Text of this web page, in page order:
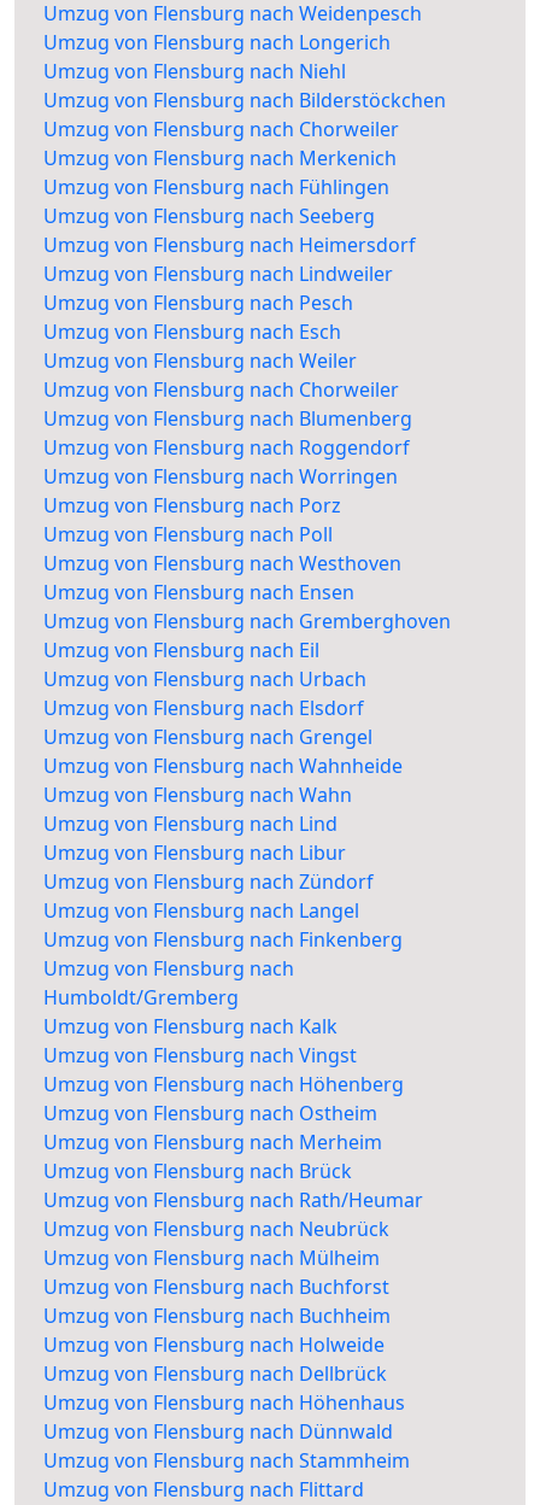
Umzug von Flensburg nach Weidenpesch
Umzug von Flensburg nach Longerich
Umzug von Flensburg nach Niehl
Umzug von Flensburg nach Bilderstöckchen
Umzug von Flensburg nach Chorweiler
Umzug von Flensburg nach Merkenich
Umzug von Flensburg nach Fühlingen
Umzug von Flensburg nach Seeberg
Umzug von Flensburg nach Heimersdorf
Umzug von Flensburg nach Lindweiler
Umzug von Flensburg nach Pesch
Umzug von Flensburg nach Esch
Umzug von Flensburg nach Weiler
Umzug von Flensburg nach Chorweiler
Umzug von Flensburg nach Blumenberg
Umzug von Flensburg nach Roggendorf
Umzug von Flensburg nach Worringen
Umzug von Flensburg nach Porz
Umzug von Flensburg nach Poll
Umzug von Flensburg nach Westhoven
Umzug von Flensburg nach Ensen
Umzug von Flensburg nach Gremberghoven
Umzug von Flensburg nach Eil
Umzug von Flensburg nach Urbach
Umzug von Flensburg nach Elsdorf
Umzug von Flensburg nach Grengel
Umzug von Flensburg nach Wahnheide
Umzug von Flensburg nach Wahn
Umzug von Flensburg nach Lind
Umzug von Flensburg nach Libur
Umzug von Flensburg nach Zündorf
Umzug von Flensburg nach Langel
Umzug von Flensburg nach Finkenberg
Umzug von Flensburg nach
Humboldt/Gremberg
Umzug von Flensburg nach Kalk
Umzug von Flensburg nach Vingst
Umzug von Flensburg nach Höhenberg
Umzug von Flensburg nach Ostheim
Umzug von Flensburg nach Merheim
Umzug von Flensburg nach Brück
Umzug von Flensburg nach Rath/Heumar
Umzug von Flensburg nach Neubrück
Umzug von Flensburg nach Mülheim
Umzug von Flensburg nach Buchforst
Umzug von Flensburg nach Buchheim
Umzug von Flensburg nach Holweide
Umzug von Flensburg nach Dellbrück
Umzug von Flensburg nach Höhenhaus
Umzug von Flensburg nach Dünnwald
Umzug von Flensburg nach Stammheim
Umzug von Flensburg nach Flittard